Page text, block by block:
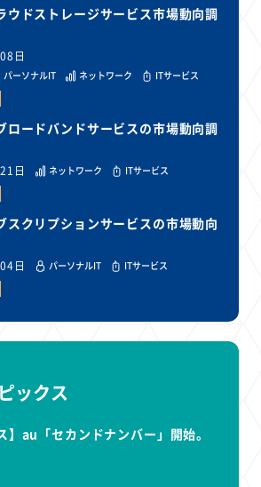
ウドストレージサービス市場動向調
日
パーソナルIT ネットワーク
ITサービス
ロードバンドサービスの市場動向調
日 ネットワーク
ITサービス
スクリプションサービスの市場動向
日 パーソナルIT
ITサービス
ックス
】au「セカンドナンバー」開始。